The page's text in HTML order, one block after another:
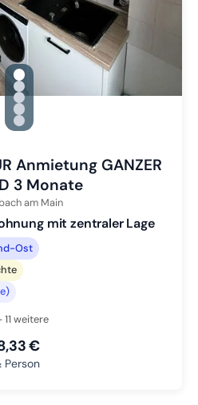
gallery.slide_selector
Zu Slide 1 wechseln
Zu Slide 2 wechseln
Zu Slide 3 wechseln
Zu Slide 4 wechseln
Zu Slide 5 wechseln
Anmietung GANZER
3 Monate
am Main
mit zentraler Lage
Ost
11 weitere
€